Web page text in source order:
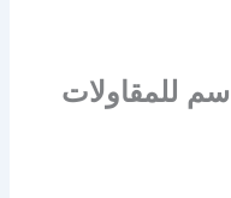
للمقاولات